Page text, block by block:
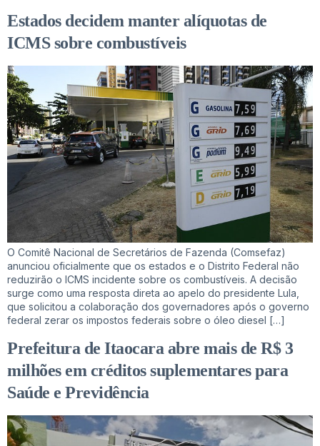
Estados decidem manter alíquotas de
ICMS sobre combustíveis
O Comitê Nacional de Secretários de Fazenda (Comsefaz)
anunciou oficialmente que os estados e o Distrito Federal não
reduzirão o ICMS incidente sobre os combustíveis. A decisão
surge como uma resposta direta ao apelo do presidente Lula,
que solicitou a colaboração dos governadores após o governo
federal zerar os impostos federais sobre o óleo diesel […]
Prefeitura de Itaocara abre mais de R$ 3
milhões em créditos suplementares para
Saúde e Previdência